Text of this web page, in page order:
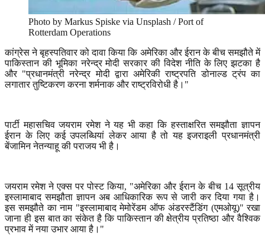
Photo by Markus Spiske via Unsplash / Port of
Rotterdam Operations
कांग्रेस ने बृहस्पतिवार को दावा किया कि अमेरिका और ईरान के बीच समझौते में
पाकिस्तान की भूमिका नरेन्द्र मोदी सरकार की विदेश नीति के लिए झटका है
और "प्रधानमंत्री नरेन्द्र मोदी द्वारा अमेरिकी राष्ट्रपति डोनाल्ड ट्रंप का
लगातार तुष्टिकरण करना शर्मनाक और राष्ट्रविरोधी है।"
पार्टी महासचिव जयराम रमेश ने यह भी कहा कि हस्ताक्षरित समझौता ज्ञापन
ईरान के लिए कई उपलब्धियां लेकर आया है तो यह इजराइली प्रधानमंत्री
बेंजामिन नेतन्याहू की पराजय भी है।
जयराम रमेश ने एक्स पर पोस्ट किया, "अमेरिका और ईरान के बीच 14 सूत्रीय
इस्लामाबाद समझौता ज्ञापन अब आधिकारिक रूप से जारी कर दिया गया है।
इस समझौते का नाम "इस्लामाबाद मेमोरेंडम ऑफ अंडरस्टैंडिंग (एमओयू)" रखा
जाना ही इस बात का संकेत है कि पाकिस्तान की क्षेत्रीय प्रतिष्ठा और वैश्विक
प्रभाव में नया उभार आया है।"